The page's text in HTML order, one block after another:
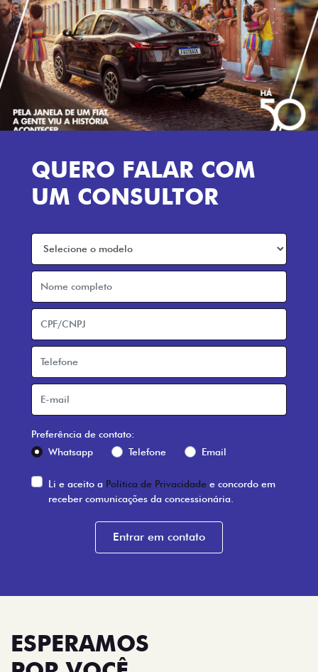
QUERO FALAR COM
UM CONSULTOR
Preferência de contato:
Whatsapp
Telefone Email
Li e aceito a Política de Privacidade e concordo em
receber comunicações da concessionária.
Entrar em contato
ESPERAMOS